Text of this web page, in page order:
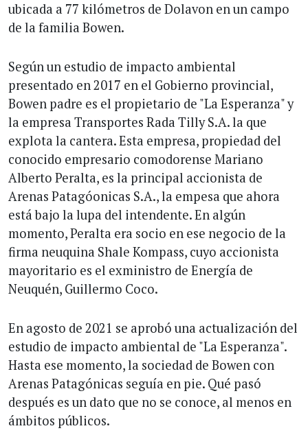
ubicada a 77 kilómetros de Dolavon en un campo
de la familia Bowen.
Según un estudio de impacto ambiental
presentado en 2017 en el Gobierno provincial,
Bowen padre es el propietario de "La Esperanza" y
la empresa Transportes Rada Tilly S.A. la que
explota la cantera. Esta empresa, propiedad del
conocido empresario comodorense Mariano
Alberto Peralta, es la principal accionista de
Arenas Patagóonicas S.A., la empesa que ahora
está bajo la lupa del intendente. En algún
momento, Peralta era socio en ese negocio de la
firma neuquina Shale Kompass, cuyo accionista
mayoritario es el exministro de Energía de
Neuquén, Guillermo Coco.
En agosto de 2021 se aprobó una actualización del
estudio de impacto ambiental de "La Esperanza".
Hasta ese momento, la sociedad de Bowen con
Arenas Patagónicas seguía en pie. Qué pasó
después es un dato que no se conoce, al menos en
ámbitos públicos.